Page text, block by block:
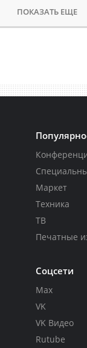
ПОКАЗАТЬ ЕЩЕ
Маркет
Техника
ТВ
Печатные
Соцсети
Max
VK
VK Видео
Rutube